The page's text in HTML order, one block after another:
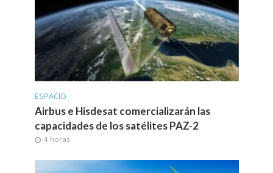
ESPACIO
Airbus e Hisdesat comercializarán las
capacidades de los satélites PAZ-2
4 horas